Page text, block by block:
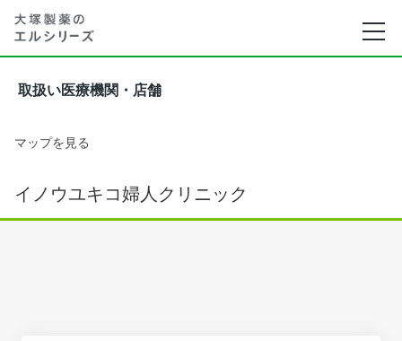
取扱い医療機関・店舗
マップを見る
イノウユキコ婦人クリニック